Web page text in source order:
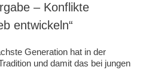
– Konflikte
entwickeln“
Generation hat in der
und damit das bei jungen